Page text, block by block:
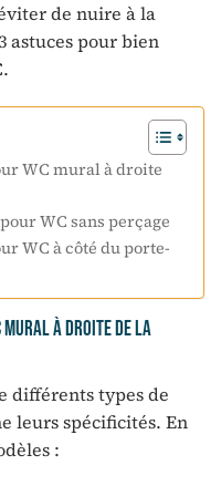
de nuire à la
astuces pour bien
WC mural à droite
WC sans perçage
WC à côté du porte-
mural à droite de la
différents types de
leurs spécificités. En
: